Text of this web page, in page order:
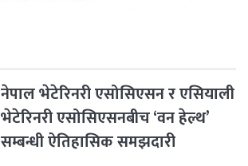
नेपाल भेटेरिनरी एसोसिएसन र एसियाली
भेटेरिनरी एसोसिएसनबीच ‘वन हेल्थ’
सम्बन्धी ऐतिहासिक समझदारी